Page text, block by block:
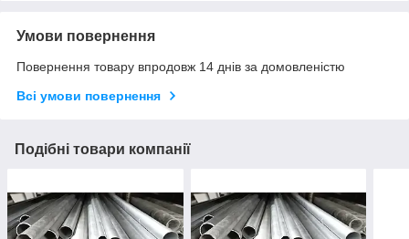
Умови повернення
Повернення товару впродовж 14 днів за домовленістю
Всі умови повернення
Подібні товари компанії